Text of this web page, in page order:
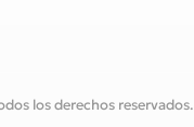
los derechos reservados.